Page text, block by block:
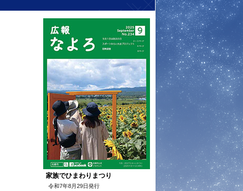
家族でひまわりまつり
令和7年8月29日発行